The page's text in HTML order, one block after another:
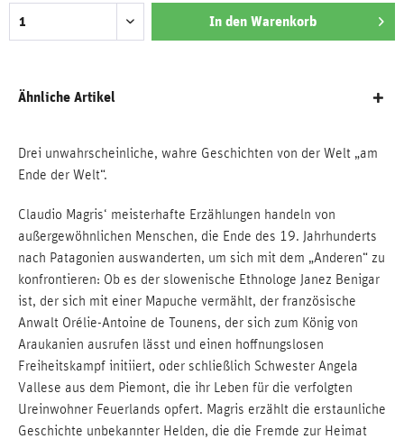
In den Warenkorb
Ähnliche Artikel
Drei unwahrscheinliche, wahre Geschichten von der Welt „am
Ende der Welt“.
Claudio Magris‘ meisterhafte Erzählungen handeln von
außergewöhnlichen Menschen, die Ende des 19. Jahrhunderts
nach Patagonien auswanderten, um sich mit dem „Anderen“ zu
konfrontieren: Ob es der slowenische Ethnologe Janez Benigar
ist, der sich mit einer Mapuche vermählt, der französische
Anwalt Orélie-Antoine de Tounens, der sich zum König von
Araukanien ausrufen lässt und einen hoffnungslosen
Freiheitskampf initiiert, oder schließlich Schwester Angela
Vallese aus dem Piemont, die ihr Leben für die verfolgten
Ureinwohner Feuerlands opfert. Magris erzählt die erstaunliche
Geschichte unbekannter Helden, die die Fremde zur Heimat